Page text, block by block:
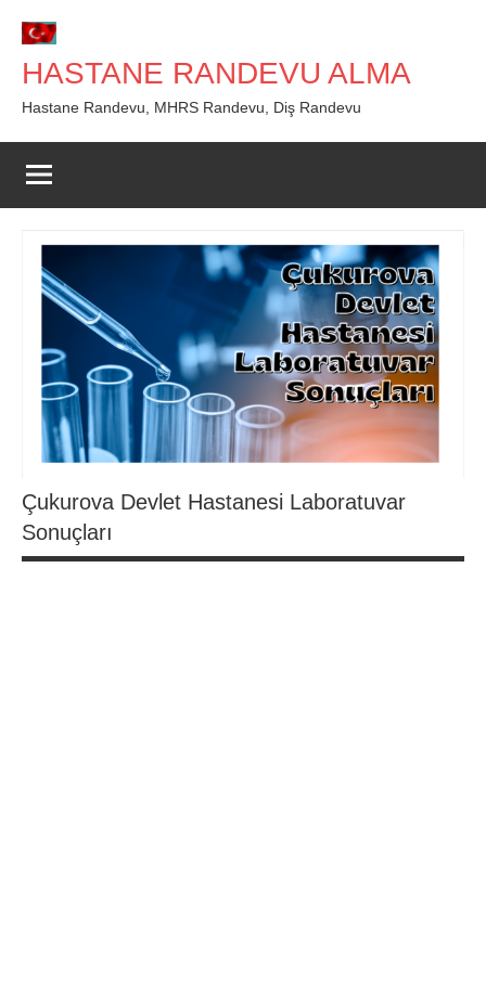
geç
HASTANE RANDEVU ALMA
Hastane Randevu, MHRS Randevu, Diş Randevu
Çukurova Devlet Hastanesi Laboratuvar
Sonuçları